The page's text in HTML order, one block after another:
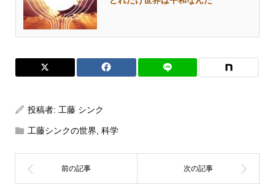
投稿者: 工藤 シンク
工藤シンクの世界 科学